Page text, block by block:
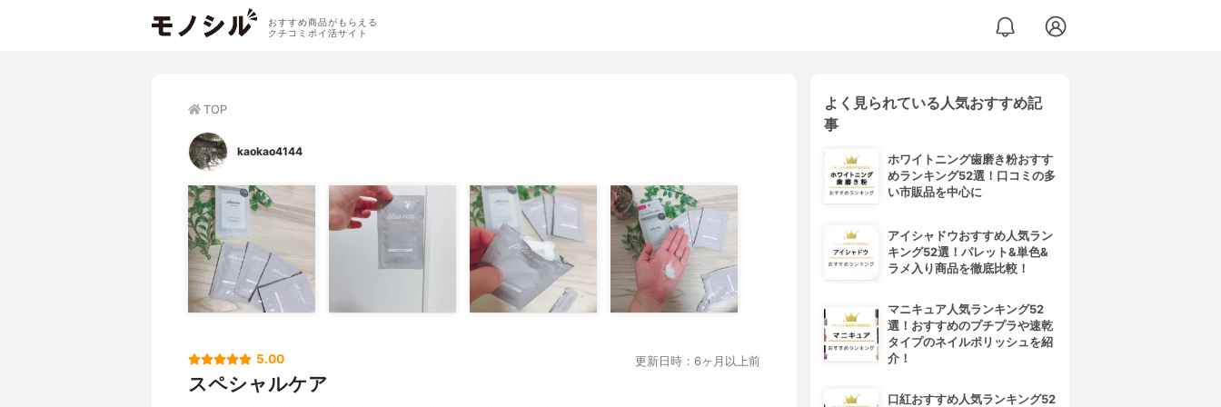
おすすめ商品がもらえる
クチコミポイ活サイト
TOP
kaokao4144
5.00 更新日時：6ヶ月以上前
スペシャルケア
よく見られている人気おすすめ記
事
ホワイトニング歯磨き粉おすす
めランキング52選！口コミの多
い市販品を中心に
アイシャドウおすすめ人気ラン
キング52選！パレット&単色&
ラメ入り商品を徹底比較！
マニキュア人気ランキング52
選！おすすめのプチプラや速乾
タイプのネイルポリッシュを紹
介！
口紅おすすめ人気ランキング52